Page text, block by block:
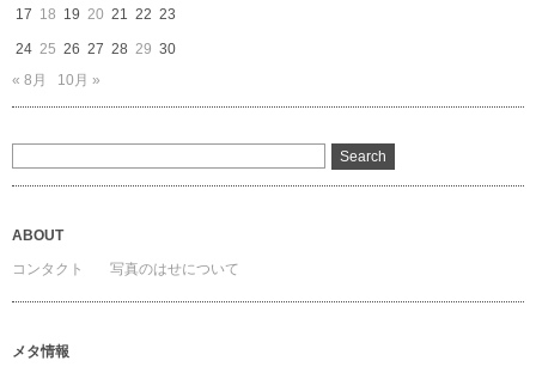
17 18 19 20 21 22 23
24 25 26 27 28 29 30
« 8月
10月 »
ABOUT
コンタクト
写真のはせについて
メタ情報